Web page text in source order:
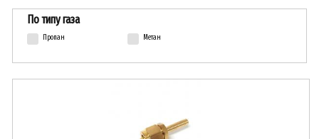
По типу газа
Пропан Метан